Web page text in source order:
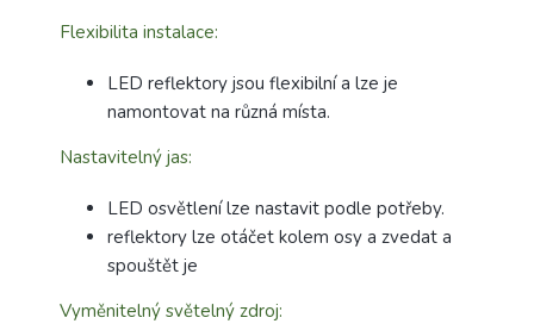
Flexibilita instalace:
LED reflektory jsou flexibilní a lze je
namontovat na různá místa.
Nastavitelný jas:
LED osvětlení lze nastavit podle potřeby.
reflektory lze otáčet kolem osy a zvedat a
spouštět je
Vyměnitelný světelný zdroj: